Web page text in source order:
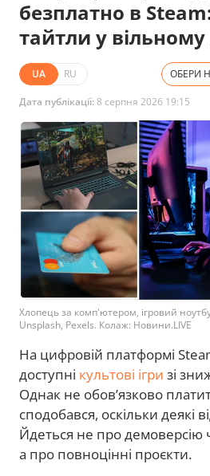
безплатно в
тайтли у вільному
UA RU ОБЕРИ
Дата публікації:8 серпня 2026 19:15
Хлопець за комп'ютером, ігровий
Unsplash, Pexels. Колаж: Новини.LIVE
На цифровій платформі
доступні культові ігри зі
Однак не обов’язково
сподобався, оскільки деякі
Йдеться не про демоверсію
а про повноцінні проєкти.